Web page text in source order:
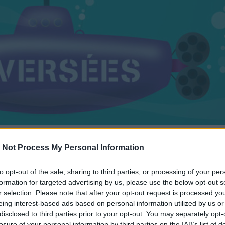
Not Process My Personal Information
opt-out of the sale, sharing to third parties, or processing of your
for targeted advertising by us, please use the below opt-out
selection. Please note that after your opt-out request is processed
interest-based ads based on personal information utilized by us
to third parties prior to your opt-out. You may separately
2019 à 11h16
Occitanie, le Festival de Cinéma Pays de Lunel
une programmation éclectique pour tous les
ceFestival Traverséesinvite au voyage au cœur de la